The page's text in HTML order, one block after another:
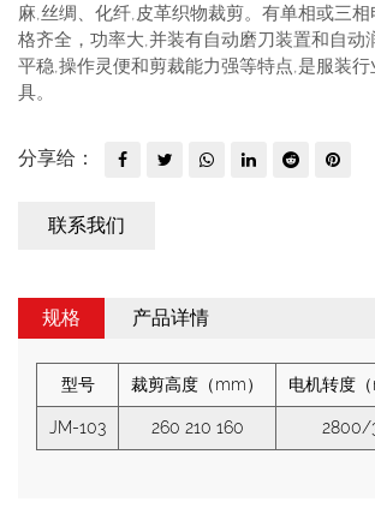
麻,丝绸、化纤,皮革织物裁剪。有单相或三
格齐全，功率大,并装有自动磨刀装置和自动
平稳,操作灵便和剪裁能力强等特点,是服装
具。
分享给：
联系我们
规格 产品详情
型号 裁剪高度（mm） 电机转度
JM-103 260 210 160 2800/